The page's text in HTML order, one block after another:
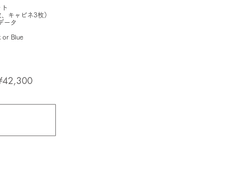
ト
キャビネ3枚）
ータ
or Blue